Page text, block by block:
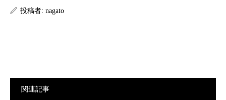
投稿者: nagato
関連記事